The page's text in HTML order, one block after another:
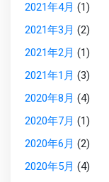
2021年4月 (1)
2021年3月 (2)
2021年2月 (1)
2021年1月 (3)
2020年8月 (4)
2020年7月 (1)
2020年6月 (2)
2020年5月 (4)